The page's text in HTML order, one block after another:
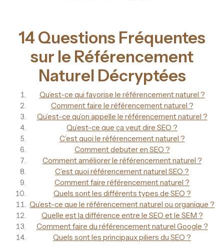
14 Questions Fréquentes
sur le Référencement
Naturel Décryptées
Qu’est-ce qui favorise le référencement naturel ?
Comment faire le référencement naturel ?
Qu’est-ce qu’on appelle le référencement naturel ?
Qu’est-ce que ça veut dire SEO ?
C’est quoi le référencement naturel ?
Comment debuter en SEO ?
Comment améliorer le référencement naturel ?
C’est quoi référencement naturel SEO ?
Comment faire référencement naturel ?
Quels sont les différents types de SEO ?
Qu’est-ce que le référencement naturel ou organique ?
Quelle est la différence entre le SEO et le SEM ?
Comment faire du référencement naturel Google ?
Quels sont les principaux piliers du SEO ?